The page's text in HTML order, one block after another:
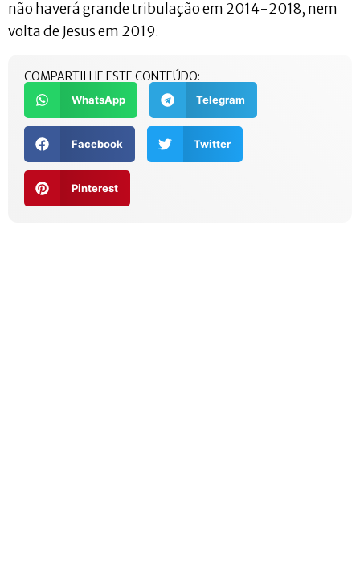
não haverá grande tribulação em 2014-2018, nem
volta de Jesus em 2019.
COMPARTILHE ESTE CONTEÚDO:
WhatsApp Telegram
Facebook Twitter
Pinterest